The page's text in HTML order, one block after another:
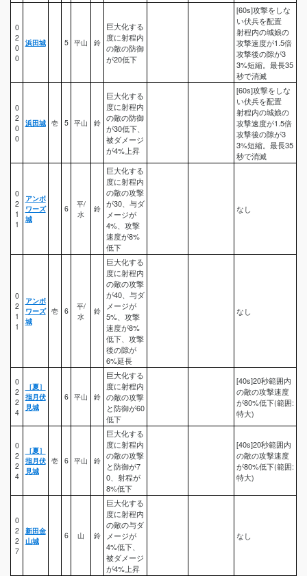
0
2
0
0
浜田城 5 平山 鈴
巨大化する
度に射程内
の敵の防御
が20低下
[60s]攻撃をしな
い伏兵を配置
射程内の城娘の
攻撃速度が1.5倍
攻撃後の隙が3
3%短縮。最長35
秒で消滅
0
2
0
0
浜田城 壱 5 平山 鈴
巨大化する
度に射程内
の敵の防御
が30低下、
被ダメージ
が4%上昇
[60s]攻撃をしな
い伏兵を配置
射程内の城娘の
攻撃速度が1.5倍
攻撃後の隙が3
3%短縮。最長35
秒で消滅
0
2
1
1
アンボ
ワーズ
城
6
平/
水
鈴
巨大化する
度に射程内
の敵の攻撃
が30、与ダ
メージが
4%、攻撃
速度が8%
低下
なし
0
2
1
1
アンボ
ワーズ
城
壱 6
平/
水
鈴
巨大化する
度に射程内
の敵の攻撃
が40、与ダ
メージが
5%、攻撃
速度が8%
低下、攻撃
後の隙が
6%延長
なし
0
2
2
4
［夏］
指月伏
見城
6 平山 鈴
巨大化する
度に射程内
の敵の攻撃
と防御が60
低下
[40s]20秒範囲内
の敵の攻撃速度
が80%低下(範囲:
特大)
0
2
2
4
［夏］
指月伏
見城
壱 6 平山 鈴
巨大化する
度に射程内
の敵の攻撃
と防御が7
0、射程が
8%低下
[40s]20秒範囲内
の敵の攻撃速度
が80%低下(範囲:
特大)
0
2
2
7
新田金
山城
6 山 鈴
巨大化する
度に射程内
の敵の与ダ
メージが
4%低下、
被ダメージ
が4%上昇
なし